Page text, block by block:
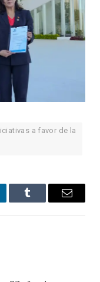
a favor de la
Tumblr Email